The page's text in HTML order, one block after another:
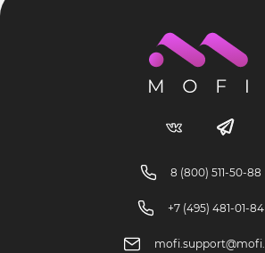
8 (800) 511-50-88
+7 (495) 481-01-84